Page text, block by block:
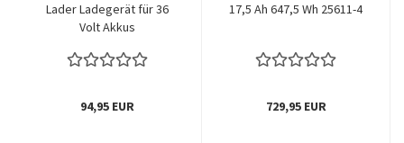
Lader Ladegerät für 36
Volt Akkus
94,95 EUR
17,5 Ah 647,5 Wh 25611-4
729,95 EUR